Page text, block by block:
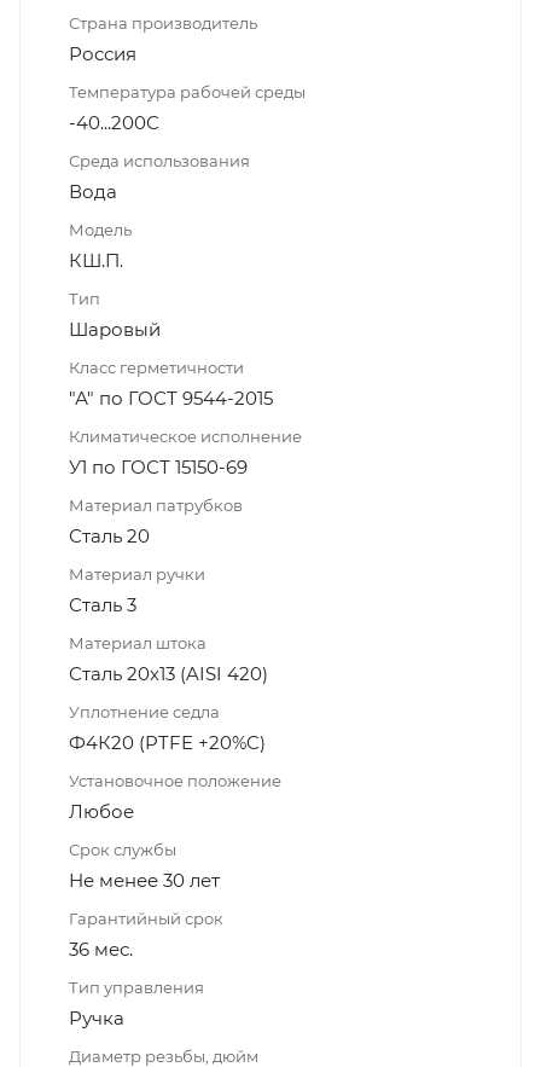
Страна производитель
Россия
Температура рабочей среды
-40...200С
Среда использования
Вода
Модель
КШ.П.
Тип
Шаровый
Класс герметичности
"А" по ГОСТ 9544-2015
Климатическое исполнение
У1 по ГОСТ 15150-69
Материал патрубков
Сталь 20
Материал ручки
Сталь 3
Материал штока
Сталь 20х13 (AISI 420)
Уплотнение седла
Ф4К20 (PTFE +20%C)
Установочное положение
Любое
Срок службы
Не менее 30 лет
Гарантийный срок
36 мес.
Тип управления
Ручка
Диаметр резьбы, дюйм